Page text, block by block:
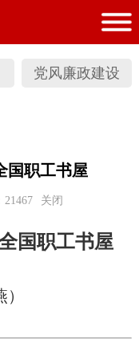
党风廉政建设
国职工书屋
21467 关闭
国职工书屋